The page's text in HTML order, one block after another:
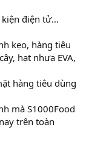
kiện điện tử…
kẹo, hàng tiêu
hạt nhựa EVA,
hàng tiêu dùng
mà S1000Food
trên toàn